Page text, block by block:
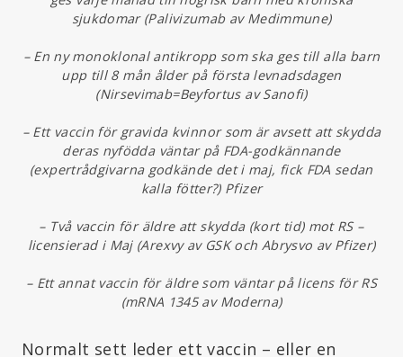
sjukdomar (Palivizumab av Medimmune)
– En ny monoklonal antikropp som ska ges till alla barn
upp till 8 mån ålder på första levnadsdagen
(Nirsevimab=Beyfortus av Sanofi)
– Ett vaccin för gravida kvinnor som är avsett att skydda
deras nyfödda väntar på FDA-godkännande
(expertrådgivarna godkände det i maj, fick FDA sedan
kalla fötter?) Pfizer
– Två vaccin för äldre att skydda (kort tid) mot RS –
licensierad i Maj (Arexvy av GSK och Abrysvo av Pfizer)
– Ett annat vaccin för äldre som väntar på licens för RS
(mRNA 1345 av Moderna)
Normalt sett leder ett vaccin – eller en